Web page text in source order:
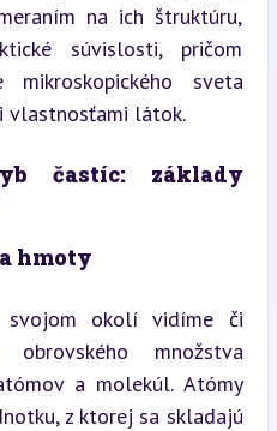
na ich štruktúru,
súvislosti, pričom
mikroskopického sveta
vlastnosťami látok.
častíc: základy
hmoty
okolí vidíme či
množstva
a molekúl. Atómy
z ktorej sa skladajú